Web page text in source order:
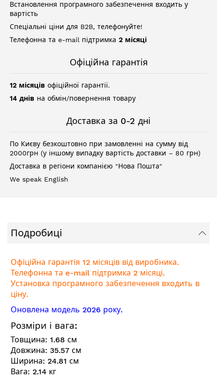
Встановлення програмного забезпечення входить у
вартість
Спеціальні ціни для B2B, телефонуйте!
Телефонна та e-mail підтримка 2 місяці
Офіційна гарантія
12 місяців офіційної гарантії.
14 днів на обмін/повернення товару
Доставка за 0-2 дні
По Києву безкоштовно при замовленні на сумму від
2000грн (у іншому випадку вартість доставки – 80 грн)
Доставка в регіони компанією "Нова Пошта"
We speak English
Подробиці
Офіційна гарантія 12 місяців від виробника.
Телефонна та e-mail підтримка 2 місяці.
Установка програмного забезпечення входить в
ціну.
Оновлена модель 2026 року.
Розміри і вага:
Товщина: 1.68 см
Довжина: 35.57 см
Ширина: 24.81 см
Вага: 2.14 кг